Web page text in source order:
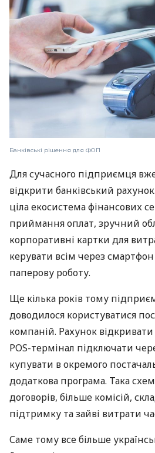
Банківські рішення для ФОП
Для сучасного підприємця
відкрити банківський
ціла екосистема фінансових
приймання оплат, зручний
корпоративні картки для
керувати всім через смартфон
паперову роботу.
Ще кілька років тому
доводилося користуватися
компаній. Рахунок
POS-термінал підключати
купувати в окремого
додаткова програма. Така
договорів, більше комісій,
підтримку та зайві витрати
Саме тому все більше